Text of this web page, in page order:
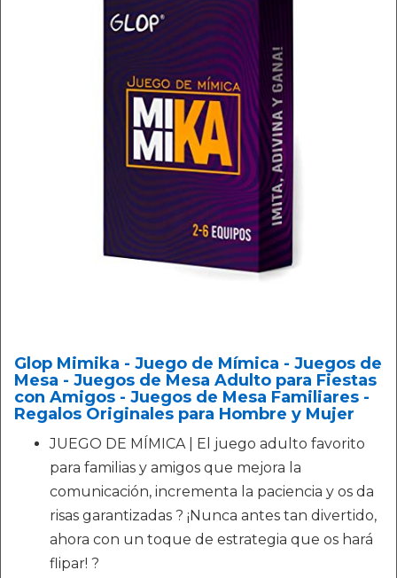
Glop Mimika - Juego de Mímica - Juegos de
Mesa - Juegos de Mesa Adulto para Fiestas
con Amigos - Juegos de Mesa Familiares -
Regalos Originales para Hombre y Mujer
JUEGO DE MÍMICA | El juego adulto favorito
para familias y amigos que mejora la
comunicación, incrementa la paciencia y os da
risas garantizadas ? ¡Nunca antes tan divertido,
ahora con un toque de estrategia que os hará
flipar! ?